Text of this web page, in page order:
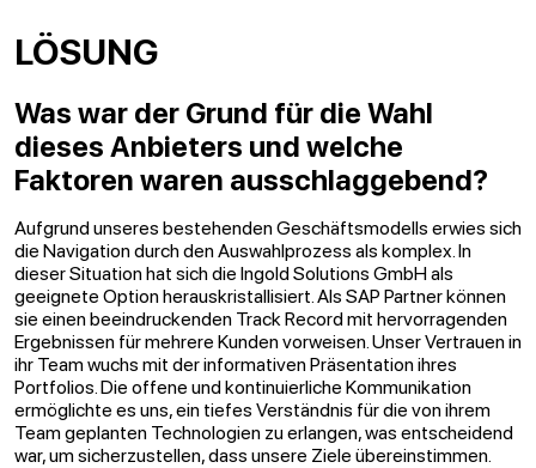
LÖSUNG
Was war der Grund für die Wahl
dieses Anbieters und welche
Faktoren waren ausschlaggebend?
Aufgrund unseres bestehenden Geschäftsmodells erwies sich
die Navigation durch den Auswahlprozess als komplex. In
dieser Situation hat sich die Ingold Solutions GmbH als
geeignete Option herauskristallisiert. Als SAP Partner können
sie einen beeindruckenden Track Record mit hervorragenden
Ergebnissen für mehrere Kunden vorweisen. Unser Vertrauen in
ihr Team wuchs mit der informativen Präsentation ihres
Portfolios. Die offene und kontinuierliche Kommunikation
ermöglichte es uns, ein tiefes Verständnis für die von ihrem
Team geplanten Technologien zu erlangen, was entscheidend
war, um sicherzustellen, dass unsere Ziele übereinstimmen.